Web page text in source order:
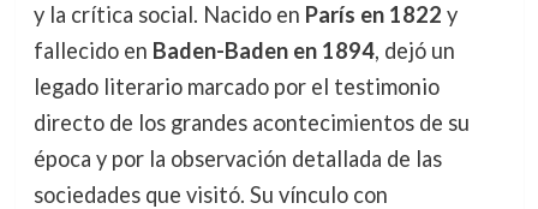
y la crítica social. Nacido en París en 1822 y
fallecido en Baden-Baden en 1894, dejó un
legado literario marcado por el testimonio
directo de los grandes acontecimientos de su
época y por la observación detallada de las
sociedades que visitó. Su vínculo con